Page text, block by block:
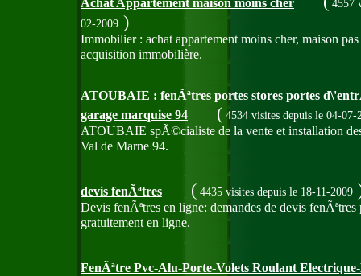
Achat Appartement maison moins cher
4557
02-2009 )
Immobilier : achat appartement moins cher, maison
acquisition immobilière.
ATOUBAIE : fenÃªtres portes stores portes
garage marquise 94
( 4534 visites depuis le 04-07-
ATOUBAIE spÃ©cialiste de la vente et installation
Val de Marne 94.
devis fenÃªtres ( 4435 visites depuis le 18-11-2009
Devis fenÃªtres en ligne: demandes de devis
gratuitement en ligne.
FenÃªtre Pvc-Alu-Porte-Volets Roulant